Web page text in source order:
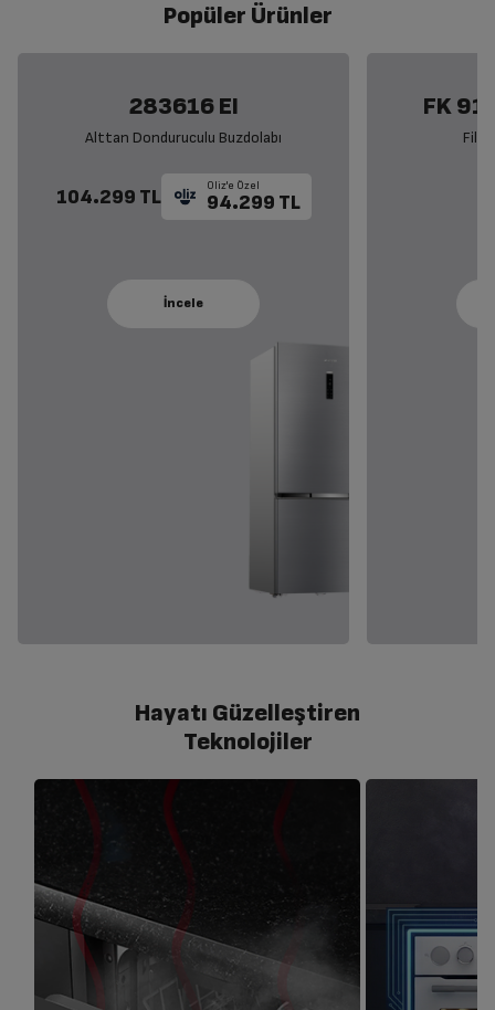
Popüler Ürünler
283616 EI
Alttan Donduruculu Buzdolabı
104.299 TL Oliz'e Özel
94.299 TL
FK
Hayatı Güzelleştiren
Teknolojiler